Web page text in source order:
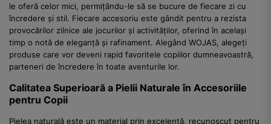
le oferă celor mici, permițându-le să se bucure de fiecare zi cu
încredere și stil. Fiecare accesoriu este gândit pentru a rezista
provocărilor zilnice ale jocurilor și activităților, oferind în același
timp o notă de eleganță și rafinament. Alegând WOJAS, alegeți
produse care vor deveni rapid favoritele copiilor dumneavoastră,
parteneri de încredere în toate aventurile lor.
Calitatea Superioară a Pielii Naturale în Accesoriile
pentru Copii
Pielea naturală este un material prin excelență, recunoscut pentru